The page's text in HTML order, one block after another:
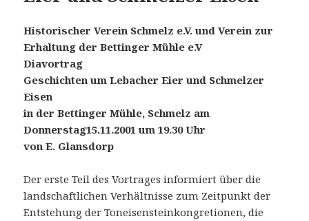
Historischer Verein Schmelz e.V. und Verein zur
Erhaltung der Bettinger Mühle e.V
Diavortrag
Geschichten um Lebacher Eier und Schmelzer
Eisen
in der Bettinger Mühle, Schmelz am
Donnerstag15.11.2001 um 19.30 Uhr
von E. Glansdorp
Der erste Teil des Vortrages informiert über die
landschaftlichen Verhältnisse zum Zeitpunkt der
Entstehung der Toneisensteinkongretionen, die